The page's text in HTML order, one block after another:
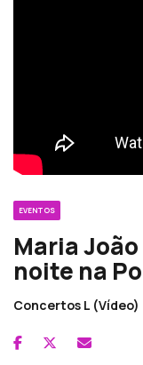
EVENTOS
Maria
noite na
Concertos L (Vídeo)